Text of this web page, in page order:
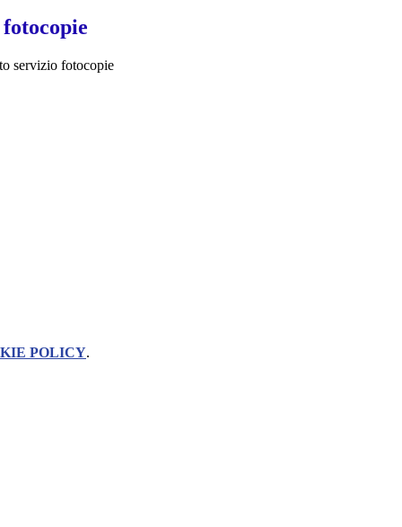
servizio fotocopie
POLICY.